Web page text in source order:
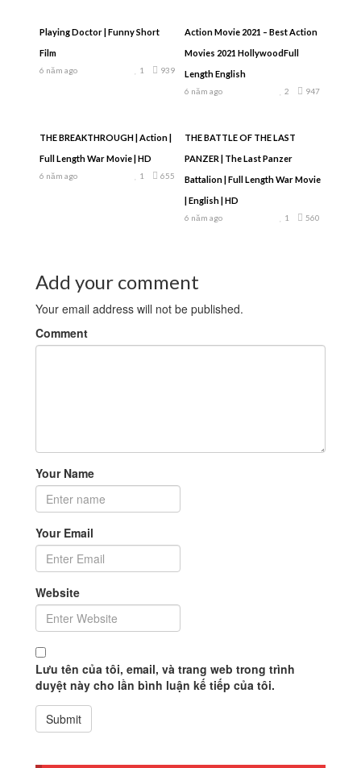
Playing Doctor | Funny Short
Film
6 năm ago 939
1
Action Movie 2021 – Best Action
Movies 2021 HollywoodFull
Length English
6 năm ago 947
2
THE BREAKTHROUGH | Action |
Full Length War Movie | HD
6 năm ago 655
1
THE BATTLE OF THE LAST
PANZER | The Last Panzer
Battalion | Full Length War Movie
| English | HD
6 năm ago 560
1
Add your comment
Your email address will not be published.
Comment
Your Name
Your Email
Website
Lưu tên của tôi, email, và trang web trong trình
duyệt này cho lần bình luận kế tiếp của tôi.